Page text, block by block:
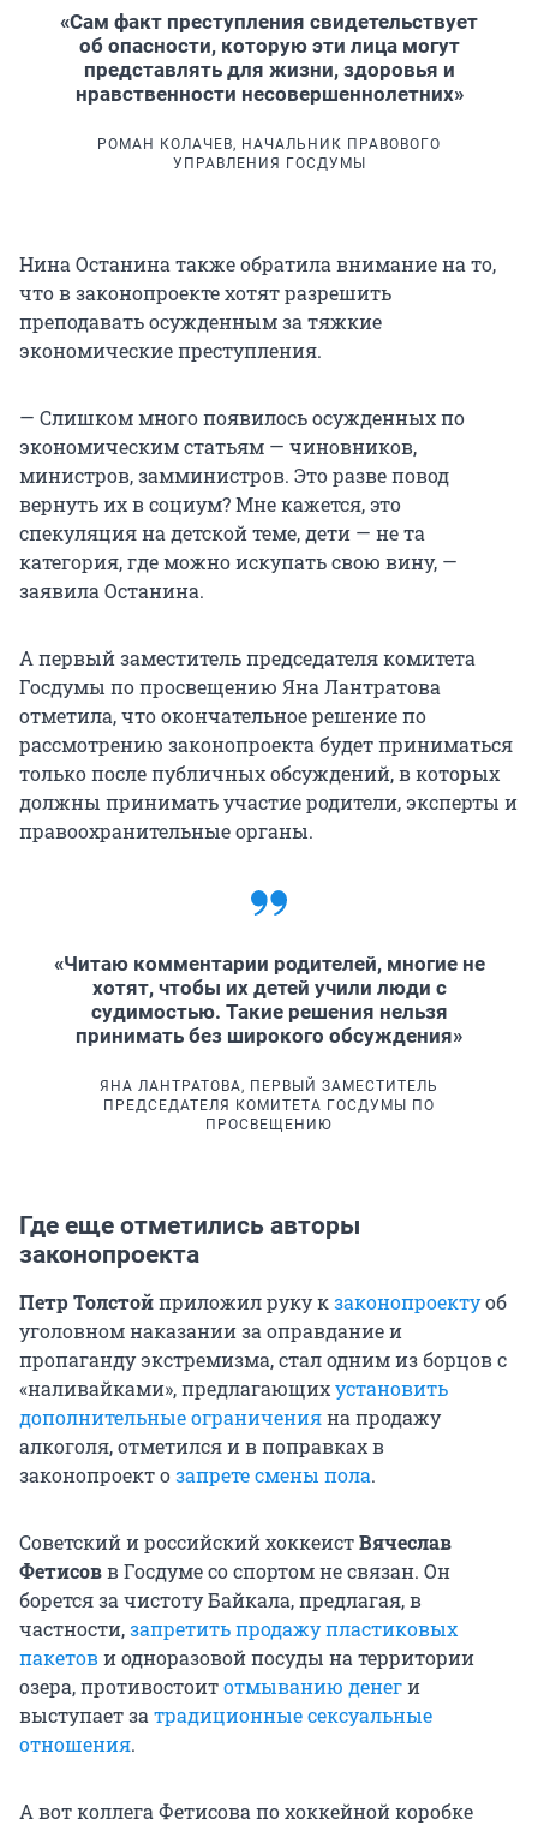
«Сам факт преступления свидетельствует
об опасности, которую эти лица могут
представлять для жизни, здоровья и
нравственности несовершеннолетних»
РОМАН КОЛАЧЕВ, НАЧАЛЬНИК ПРАВОВОГО
УПРАВЛЕНИЯ ГОСДУМЫ
Нина Останина также обратила внимание на то,
что в законопроекте хотят разрешить
преподавать осужденным за тяжкие
экономические преступления.
— Слишком много появилось осужденных по
экономическим статьям — чиновников,
министров, замминистров. Это разве повод
вернуть их в социум? Мне кажется, это
спекуляция на детской теме, дети — не та
категория, где можно искупать свою вину, —
заявила Останина.
А первый заместитель председателя комитета
Госдумы по просвещению Яна Лантратова
отметила, что окончательное решение по
рассмотрению законопроекта будет приниматься
только после публичных обсуждений, в которых
должны принимать участие родители, эксперты и
правоохранительные органы.
«Читаю комментарии родителей, многие не
хотят, чтобы их детей учили люди с
судимостью. Такие решения нельзя
принимать без широкого обсуждения»
ЯНА ЛАНТРАТОВА, ПЕРВЫЙ ЗАМЕСТИТЕЛЬ
ПРЕДСЕДАТЕЛЯ КОМИТЕТА ГОСДУМЫ ПО
ПРОСВЕЩЕНИЮ
Где еще отметились авторы
законопроекта
Петр Толстойприложил руку кзаконопроектуоб
уголовном наказании за оправдание и
пропаганду экстремизма, стал одним из борцов с
«наливайками», предлагающихустановить
дополнительные ограниченияна продажу
алкоголя, отметился и в поправках в
законопроект озапрете смены пола.
Советский и российский хоккеистВячеслав
Фетисовв Госдуме со спортом не связан. Он
борется за чистоту Байкала, предлагая, в
частности,запретить продажу пластиковых
пакетови одноразовой посуды на территории
озера, противостоитотмыванию денеги
выступает за традиционные сексуальные
отношения.
А вот коллега Фетисова по хоккейной коробке